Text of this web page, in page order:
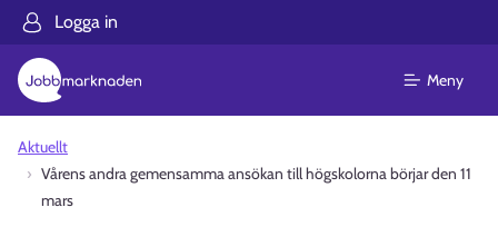
Logga in
Meny
Aktuellt
Vårens andra gemensamma ansökan till högskolorna börjar den 11
mars